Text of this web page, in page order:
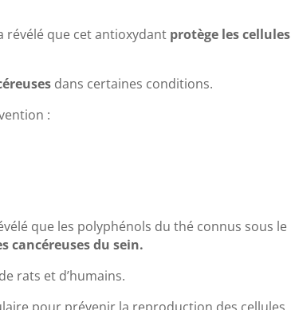
révélé que cet antioxydant protège les cellules
dans certaines conditions.
:
que les polyphénols du thé connus sous le
cancéreuses du sein.
rats et d’humains.